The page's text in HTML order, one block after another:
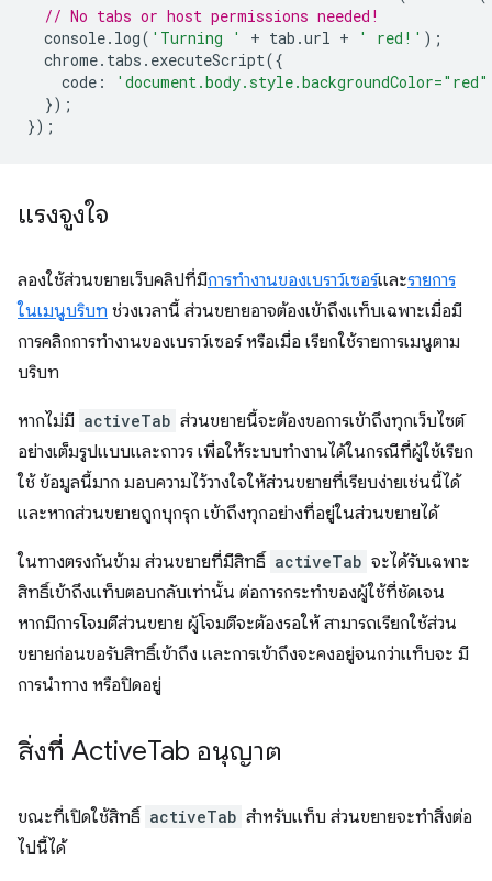
// No tabs or host permissions needed!
console. log( 'Turning ' + tab .url + ' red!' );
chrome. tabs . executeScript({
code :
});
});
แรงจูงใจ
ลองใช้ส่วนขยายเว็บคลิปที่มีการทำงานของเบราว์เซอร์และรายการ
ในเมนูบริบท ช่วงเวลานี้ ส่วนขยายอาจต้องเข้าถึงแท็บเฉพาะเมื่อมี
การคลิกการทำงานของเบราว์เซอร์ หรือเมื่อ เรียกใช้รายการเมนูตาม
บริบท
หากไม่มี activeTab ส่วนขยายนี้จะต้องขอการเข้าถึงทุกเว็บไซต์
อย่างเต็มรูปแบบและถาวร เพื่อให้ระบบทำงานได้ในกรณีที่ผู้ใช้เรียก
ใช้ ข้อมูลนี้มาก มอบความไว้วางใจให้ส่วนขยายที่เรียบง่ายเช่นนี้ได้
และหากส่วนขยายถูกบุกรุก เข้าถึงทุกอย่างที่อยู่ในส่วนขยายได้
ในทางตรงกันข้าม ส่วนขยายที่มีสิทธิ์ activeTab จะได้รับเฉพาะ
สิทธิ์เข้าถึงแท็บตอบกลับเท่านั้น ต่อการกระทำของผู้ใช้ที่ชัดเจน
หากมีการโจมตีส่วนขยาย ผู้โจมตีจะต้องรอให้ สามารถเรียกใช้ส่วน
ขยายก่อนขอรับสิทธิ์เข้าถึง และการเข้าถึงจะคงอยู่จนกว่าแท็บจะ มี
การนำทาง หรือปิดอยู่
สิ่งที่ ActiveTab อนุญาต
ขณะที่เปิดใช้สิทธิ์ activeTab สำหรับแท็บ ส่วนขยายจะทำสิ่งต่อ
ไปนี้ได้